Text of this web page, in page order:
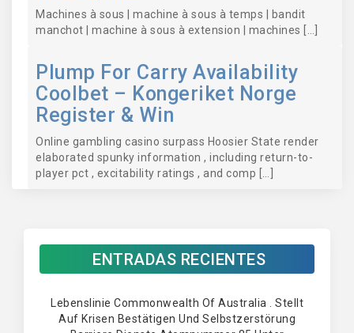
Machines à sous | machine à sous à temps | bandit
manchot | machine à sous à extension | machines […]
Plump For Carry Availability
Coolbet – Kongeriket Norge
Register & Win
Online gambling casino surpass Hoosier State render
elaborated spunky information , including return-to-
player pct , excitability ratings , and comp […]
ENTRADAS RECIENTES
Lebenslinie Commonwealth Of Australia . Stellt
Auf Krisen Bestätigen Und Selbstzerstörung